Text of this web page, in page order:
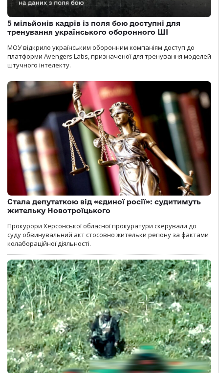
5 мільйонів кадрів із поля бою доступні для
тренування українського оборонного ШІ
МОУ відкрило українським оборонним компаніям доступ до
платформи Avengers Labs, призначеної для тренування моделей
штучного інтелекту.
Стала депутаткою від «єдиної росії»: судитимуть
жительку Новотроїцького
Прокурори Херсонської обласної прокуратури скерували до
суду обвинувальний акт стосовно жительки регіону за фактами
колабораційної діяльності.